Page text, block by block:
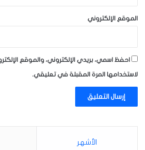
الموقع الإلكتروني
احفظ اسمي، بريدي الإلكتروني، والموقع
لاستخدامها المرة المقبلة في تعليقي.
الأشهر